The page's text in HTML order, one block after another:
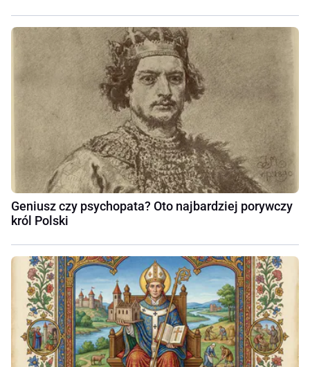
Geniusz czy psychopata? Oto najbardziej porywczy
król Polski